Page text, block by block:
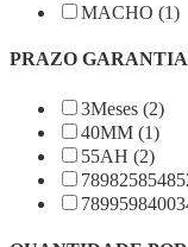
MACHO (1)
PRAZO GARANTIA
3Meses (2)
40MM (1)
55AH (2)